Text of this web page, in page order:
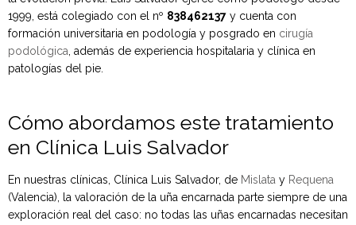
1999, está colegiado con el nº 838462137 y cuenta con
formación universitaria en podología y posgrado en cirugía
podológica , además de experiencia hospitalaria y clínica en
patologías del pie.
Cómo abordamos este tratamiento
en Clínica Luis Salvador
En nuestras clínicas, Clínica Luis Salvador, de Mislata y Requena
(Valencia), la valoración de la uña encarnada parte siempre de una
exploración real del caso: no todas las uñas encarnadas necesitan